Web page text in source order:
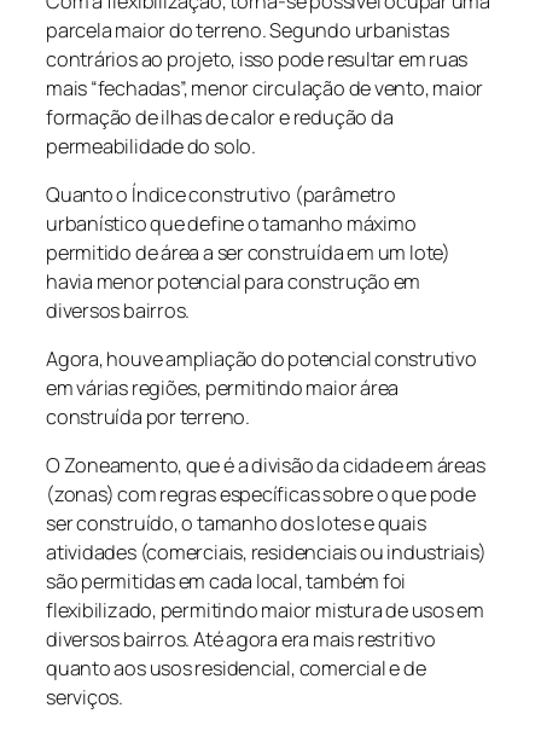
parcela maior do terreno. Segundo urbanistas
contrários ao projeto, isso pode resultar em ruas
mais “fechadas”, menor circulação de vento, maior
formação de ilhas de calor e redução da
permeabilidade do solo.
Quanto o Índice construtivo (parâmetro
urbanístico que define o tamanho máximo
permitido de área a ser construída em um lote)
havia menor potencial para construção em
diversos bairros.
Agora, houve ampliação do potencial construtivo
em várias regiões, permitindo maior área
construída por terreno.
O Zoneamento, que é a divisão da cidade em áreas
(zonas) com regras específicas sobre o que pode
ser construído, o tamanho dos lotes e quais
atividades (comerciais, residenciais ou industriais)
são permitidas em cada local, também foi
flexibilizado, permitindo maior mistura de usos em
diversos bairros. Até agora era mais restritivo
quanto aos usos residencial, comercial e de
serviços.